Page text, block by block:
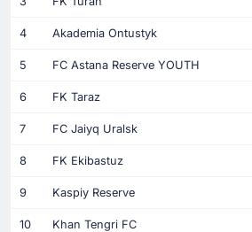
4 Akademia Ontustyk
5 FC Astana Reserve YOUTH
6 FK Taraz
7 FC Jaiyq Uralsk
8 FK Ekibastuz
9 Kaspiy Reserve
10 Khan Tengri FC